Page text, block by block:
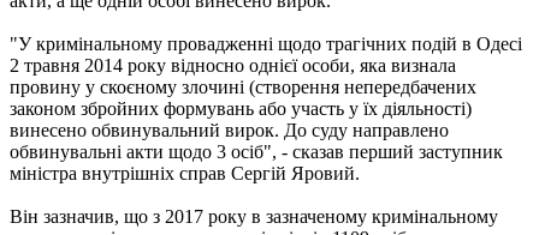
"У кримінальному провадженні щодо трагічних подій в Одесі
2 травня 2014 року відносно однієї особи, яка визнала
провину у скоєному злочині (створення непередбачених
законом збройних формувань або участь у їх діяльності)
винесено обвинувальний вирок. До суду направлено
обвинувальні акти щодо 3 осіб", - сказав перший заступник
міністра внутрішніх справ Сергій Яровий.
Він зазначив, що з 2017 року в зазначеному кримінальному